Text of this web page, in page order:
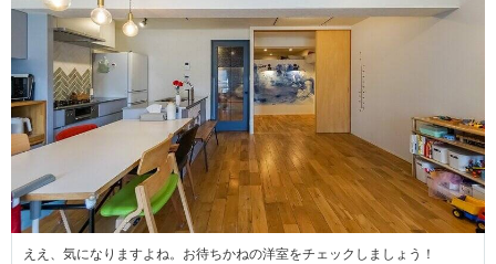
ええ、気になりますよね。お待ちかねの洋室をチェックしましょう！